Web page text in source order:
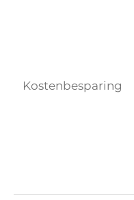
Kostenbesparing